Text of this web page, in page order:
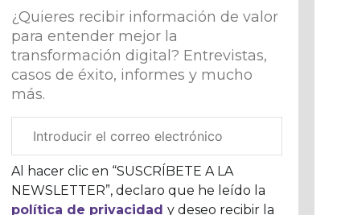
¿Quieres recibir información de valor
para entender mejor la
transformación digital? Entrevistas,
casos de éxito, informes y mucho
más.
electrónico
corporativo
Al hacer clic en “SUSCRÍBETE A LA
NEWSLETTER”, declaro que he leído la
política de privacidady deseo recibir la